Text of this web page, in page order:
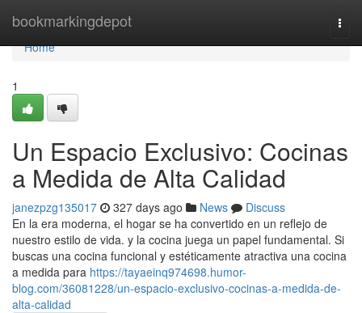
bookmarkingdepot
Home
Home
1
Un Espacio Exclusivo: Cocinas
a Medida de Alta Calidad
janezpzg135017 327 days ago News
Discuss
En la era moderna, el hogar se ha convertido en un reflejo de
nuestro estilo de vida. y la cocina juega un papel fundamental. Si
buscas una cocina funcional y estéticamente atractiva una cocina
a medida para https://tayaeinq974698.humor-
blog.com/36081228/un-espacio-exclusivo-cocinas-a-medida-de-
alta-calidad